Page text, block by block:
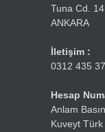
Tuna Cd.
ANKARA
İletişim :
0312 435
Hesap
Anlam
Kuveyt Türk